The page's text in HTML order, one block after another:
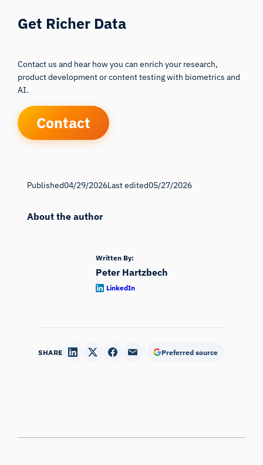
Get Richer Data
Contact us and hear how you can enrich your research,
product development or content testing with biometrics and
AI.
Contact
Published04/29/2026Last edited05/27/2026
About the author
Written By:
Peter Hartzbech
LinkedIn
SHARE Preferred source